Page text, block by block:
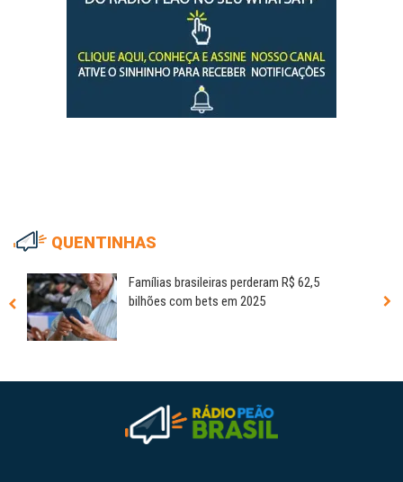
QUENTINHAS
Famílias brasileiras perderam R$ 62,5
bilhões com bets em 2025